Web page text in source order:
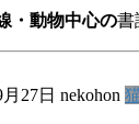
・動物中心の書
27日 nekohon